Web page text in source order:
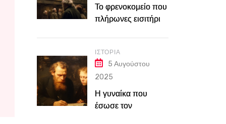
Το φρενοκομείο που
πλήρωνες εισιτήριο
φρίκη του Bedlam
στο Λονδίνο του
18ου αιώνα
ΙΣΤΟΡΊΑ
5 Αυγούστου
2025
Η γυναίκα που
έσωσε τον